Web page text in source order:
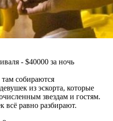
- $40000 за ночь
собираются
из эскорта, которые
звездам и гостям.
всё равно разбирают.